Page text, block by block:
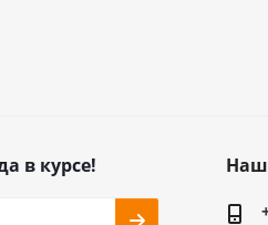
в курсе!